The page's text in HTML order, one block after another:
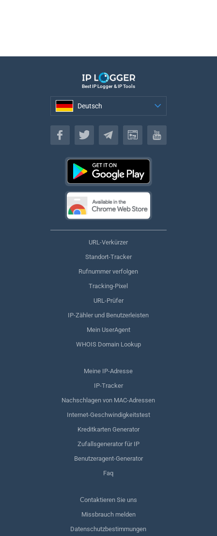
Best IP Logger & IP Tools
Deutsch
Deutsch
URL-Verkürzer
Standort-Tracker
Rufnummer verfolgen
Tracking-Pixel
URL-Prüfer
IP-Zähler und Benutzerleisten
Mein UserAgent
WHOIS Domain Lookup
Meine IP-Adresse
IP-Tracker
Nachschlagen von MAC-Adressen
Internet-Geschwindigkeitstest
Kreditkarten Generator
Zufallsgenerator für IP
Benutzeragent-Generator
Faq
Сontaktieren Sie uns
Missbrauch melden
Datenschutzbestimmungen